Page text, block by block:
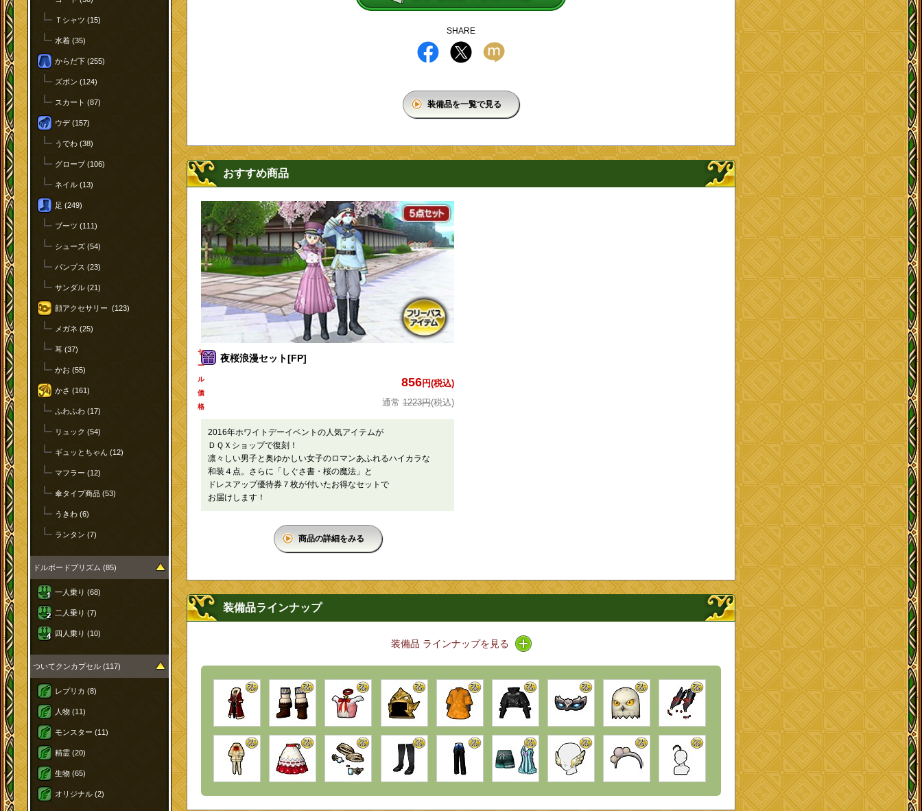
Ｔシャツ (15)
水着 (35)
からだ下 (255)
ズボン (124)
スカート (87)
ウデ (157)
うでわ (38)
グローブ (106)
ネイル (13)
足 (249)
ブーツ (111)
シューズ (54)
パンプス (23)
サンダル (21)
顔アクセサリー (123)
メガネ (25)
耳 (37)
かお (55)
かさ (161)
ふわふわ (17)
リュック (54)
ギュッとちゃん (12)
マフラー (12)
傘タイプ商品 (53)
うきわ (6)
ランタン (7)
ドルボードプリズム (85)
一人乗り (68)
二人乗り (7)
四人乗り (10)
ついてクンカプセル (117)
レプリカ (8)
人物 (11)
モンスター (11)
精霊 (20)
生物 (65)
オリジナル (2)
SHARE
装備品を一覧で見る
おすすめ商品
夜桜浪漫セット[FP]
セ
ー
ル
価
格
856円(税込)
1223円(税込)
2016年ホワイトデーイベントの人気アイテムが
ＤＱＸショップで復刻！
凛々しい男子と奥ゆかしい女子のロマンあふれるハイカラな
和装４点。さらに「しぐさ書・桜の魔法」と
ドレスアップ優待券７枚が付いたお得なセットで
お届けします！
商品の詳細をみる
装備品ラインナップ
装備品 ラインナップを見る アイコン / ラインナップを開く、閉じる